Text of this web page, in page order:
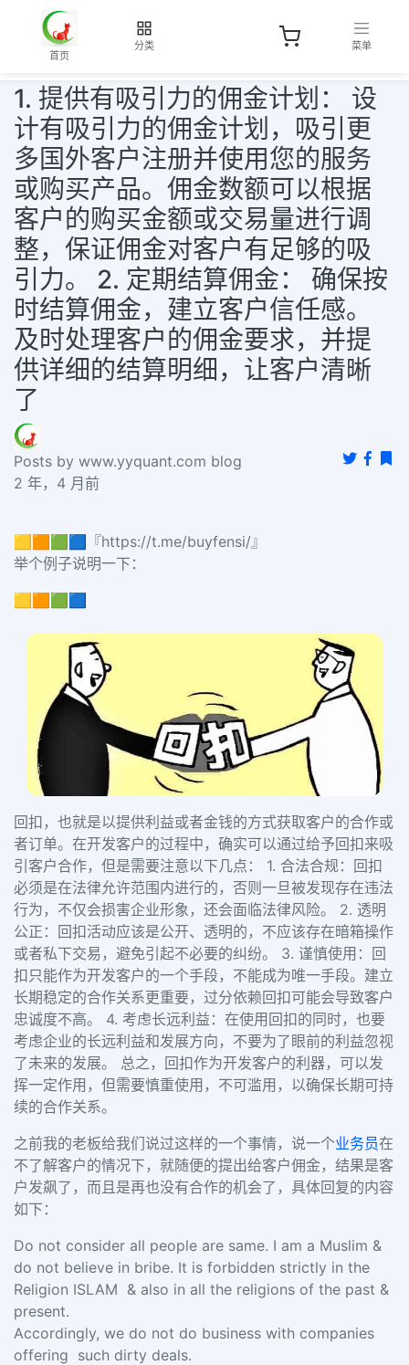
首页
分类 菜单
1. 提供有吸引力的佣金计划： 设
计有吸引力的佣金计划，吸引更
多国外客户注册并使用您的服务
或购买产品。佣金数额可以根据
客户的购买金额或交易量进行调
整，保证佣金对客户有足够的吸
引力。 2. 定期结算佣金： 确保按
时结算佣金，建立客户信任感。
及时处理客户的佣金要求，并提
供详细的结算明细，让客户清晰
了
Posts by www.yyquant.com blog
2 年，4 月前
🟨🟧🟩🟦『https://t.me/buyfensi/』
举个例子说明一下：
🟨🟧🟩🟦
回扣，也就是以提供利益或者金钱的方式获取客户的合作或
者订单。在开发客户的过程中，确实可以通过给予回扣来吸
引客户合作，但是需要注意以下几点： 1. 合法合规：回扣
必须是在法律允许范围内进行的，否则一旦被发现存在违法
行为，不仅会损害企业形象，还会面临法律风险。 2. 透明
公正：回扣活动应该是公开、透明的，不应该存在暗箱操作
或者私下交易，避免引起不必要的纠纷。 3. 谨慎使用：回
扣只能作为开发客户的一个手段，不能成为唯一手段。建立
长期稳定的合作关系更重要，过分依赖回扣可能会导致客户
忠诚度不高。 4. 考虑长远利益：在使用回扣的同时，也要
考虑企业的长远利益和发展方向，不要为了眼前的利益忽视
了未来的发展。 总之，回扣作为开发客户的利器，可以发
挥一定作用，但需要慎重使用，不可滥用，以确保长期可持
续的合作关系。
之前我的老板给我们说过这样的一个事情，说一个业务员在
不了解客户的情况下，就随便的提出给客户佣金，结果是客
户发飙了，而且是再也没有合作的机会了，具体回复的内容
如下：
Do not consider all people are same. I am a Muslim &
do not believe in bribe. It is forbidden strictly in the
Religion ISLAM & also in all the religions of the past &
present.
Accordingly, we do not do business with companies
offering such dirty deals.